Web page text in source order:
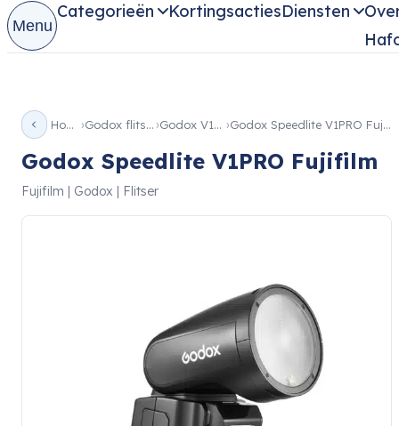
Menu
Categorieën KortingsactiesDiensten
Home Godox flitsers Godox V1Pro Godox Speedlite V1PRO Fujifilm
Godox Speedlite V1PRO Fujifilm
Fujifilm | Godox | Flitser